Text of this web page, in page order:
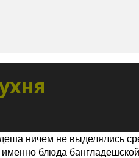
не выделялись
блюда